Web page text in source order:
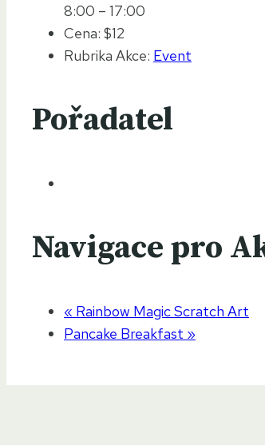
8:00 – 17:00
Cena: $12
Rubrika Akce: Event
Pořadatel
Navigace pro
« Rainbow Magic Scratch Art
Pancake Breakfast »